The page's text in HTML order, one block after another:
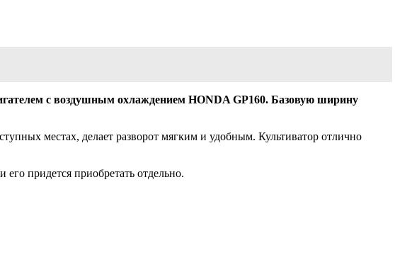
с воздушным охлаждением HONDA GP160. Базовую ширину
местах, делает разворот мягким и удобным. Культиватор отлично
придется приобретать отдельно.